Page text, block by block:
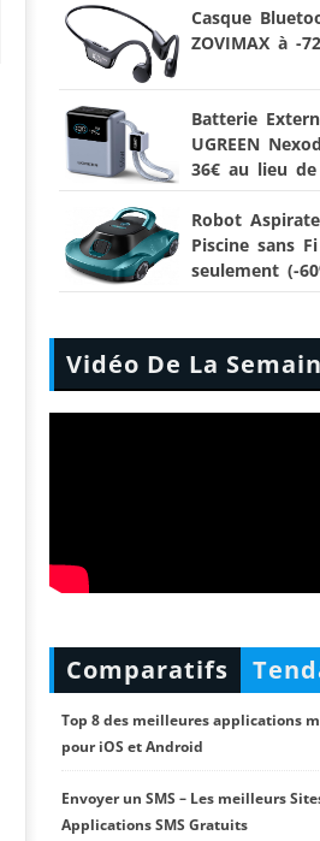
Casque
ZOVIMAX à -
Batterie
UGREEN
36€ au lieu de
Robot
Piscine sans
seulement (-
Vidéo De La
Comparatifs
Top 8 des meilleures applications
pour iOS et Android
Envoyer un SMS – Les meilleurs
Applications SMS Gratuits